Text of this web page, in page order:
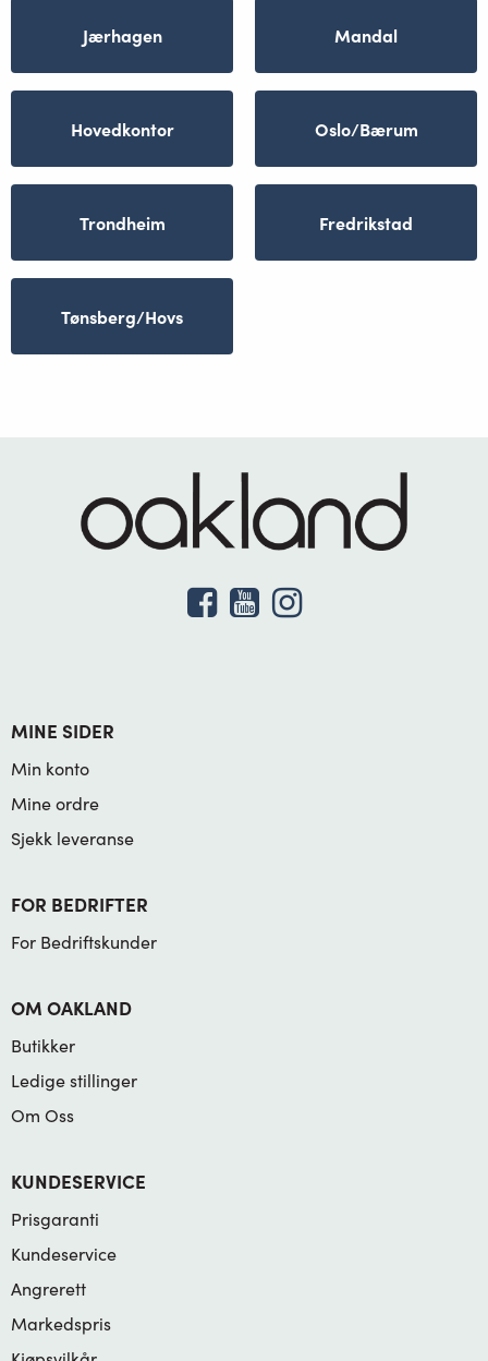
Jærhagen Mandal
Hovedkontor Oslo/Bærum
Trondheim Fredrikstad
Tønsberg/Hovs
MINE SIDER
Min konto
Mine ordre
Sjekk leveranse
FOR BEDRIFTER
For Bedriftskunder
OM OAKLAND
Butikker
Ledige stillinger
Om Oss
KUNDESERVICE
Prisgaranti
Kundeservice
Angrerett
Markedspris